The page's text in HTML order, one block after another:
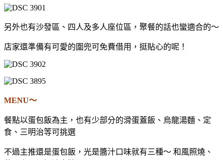
另外也有沙發區、四人及多人座位區，聚餐的話也蠻適合的～
店家還準備有可愛的圍兜可免費借用，挺貼心的呢！
MENU～
餐點以蛋包飯為主，也有少部分的滑蛋蓋飯、烏龍湯麵、定
食、三明治等可挑選
不過主推還是蛋包飯，光是醬汁口味就有三種～ 和風照燒、